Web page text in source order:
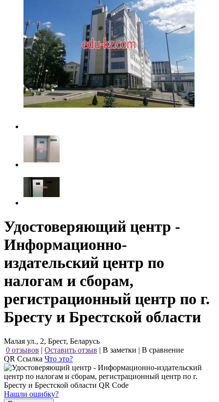
Удостоверяющий центр -
Информационно-
издательский центр по
налогам и сборам,
регистрационный центр по г.
Бресту и Брестской области
Малая ул., 2, Брест, Беларусь
0 отзывов | Оставить отзыв | В заметки | В сравнение
QR Ссылка Что это?
Нашли ошибку?